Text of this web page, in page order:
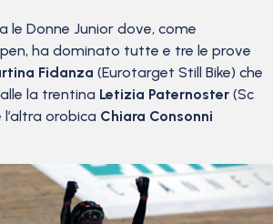
le Donne Junior dove, come
ha dominato tutte e tre le prove
Fidanza (Eurotarget Still Bike) che
la trentina Letizia Paternoster (Sc
orobica Chiara Consonni